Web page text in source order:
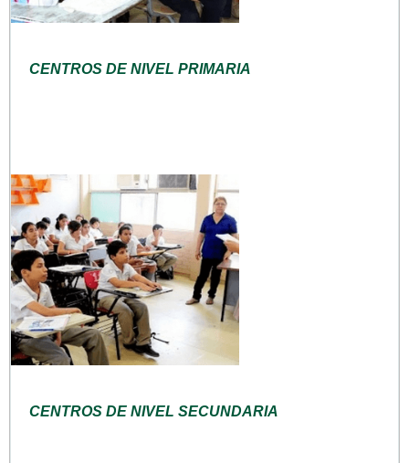
CENTROS DE NIVEL PRIMARIA
CENTROS DE NIVEL SECUNDARIA